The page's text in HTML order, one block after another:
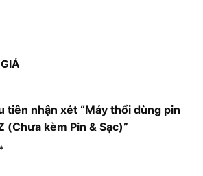
tiên nhận xét “Máy thổi dùng pin
(Chưa kèm Pin & Sạc)”
*